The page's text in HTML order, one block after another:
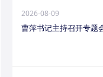
2026-08-09
曹萍书记主持召开专题